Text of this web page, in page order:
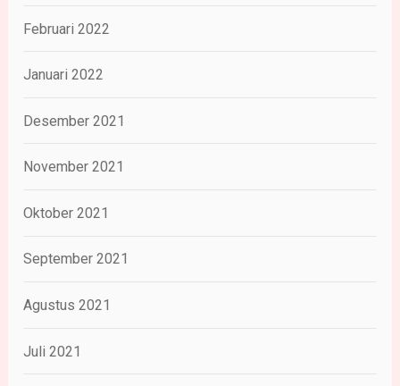
Februari 2022
Januari 2022
Desember 2021
November 2021
Oktober 2021
September 2021
Agustus 2021
Juli 2021